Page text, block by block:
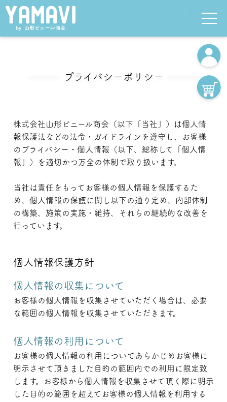
プライバシーポリシー
株式会社山形ビニール商会（以下「当社」）は個人情
報保護法などの法令・ガイドラインを遵守し、お客様
のプライバシー・個人情報（以下、総称して「個人情
報」）を適切かつ万全の体制で取り扱います。
当社は責任をもってお客様の個人情報を保護するた
め、個人情報の保護に関し以下の通り定め、内部体制
の構築、施策の実施・維持、それらの継続的な改善を
行っています。
個人情報保護方針
個人情報の収集について
お客様の個人情報を収集させていただく場合は、必要
な範囲の個人情報を収集させていただきます。
個人情報の利用について
お客様の個人情報の利用についてあらかじめお客様に
明示させて頂きました目的の範囲内での利用に限定致
します。お客様から個人情報を収集させて頂く際に明示
した目的の範囲を超えてお客様の個人情報を利用する